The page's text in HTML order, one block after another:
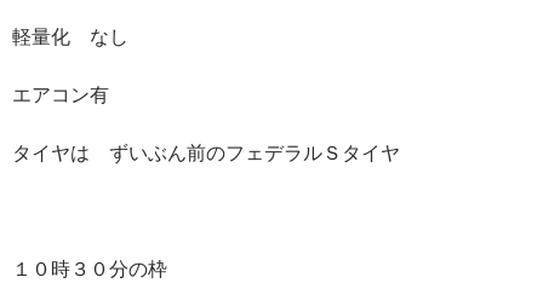
軽量化 なし
エアコン有
タイヤは ずいぶん前のフェデラルＳタイヤ
１０時３０分の枠